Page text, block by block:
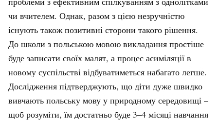
чи вчителем. Однак, разом з цією незручністю
існують також позитивні сторони такого рішення.
До школи з польською мовою викладання простіше
буде записати своїх малят, а процес асиміляції в
новому суспільстві відбуватиметься набагато легше.
Дослідження підтверджують, що діти дуже швидко
вивчають польську мову у природному середовищі –
щоб розуміти, їм достатньо буде 3–4 місяці навчання